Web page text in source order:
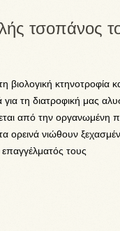
τσοπάνος
βιολογική κτηνοτροφία
για τη διατροφική μας
από την οργανωμένη
ορεινά νιώθουν
τους